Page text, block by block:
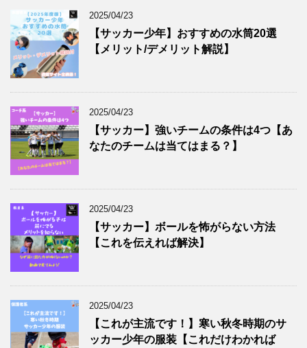
2025/04/23
【サッカー少年】おすすめの水筒20選
【メリット/デメリット解説】
2025/04/23
【サッカー】強いチームの条件は4つ【あ
なたのチームは当てはまる？】
2025/04/23
【サッカー】ボールを怖がらない方法
【これを伝えれば解決】
2025/04/23
【これが主流です！】寒い秋冬時期のサ
ッカー少年の服装【これだけわかれば